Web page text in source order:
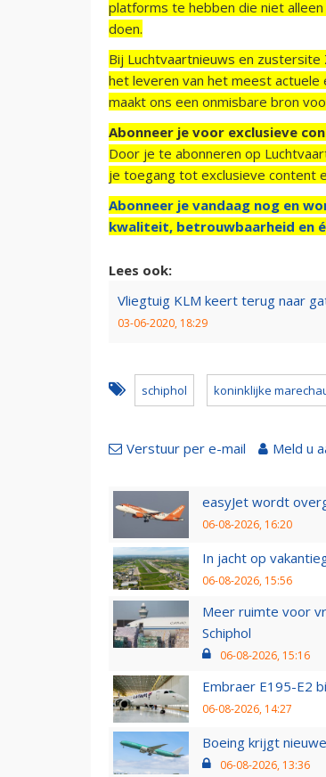
platforms te hebben die niet
doen.
Bij Luchtvaartnieuws en
het leveren van het meest actuele
maakt ons een onmisbare bron
Abonneer je voor exclusieve
Door je te abonneren op
je toegang tot exclusieve content
Abonneer je vandaag nog en
kwaliteit, betrouwbaarheid en
Lees ook:
Vliegtuig KLM keert terug naar
03-06-2020, 18:29
schiphol koninklijke
Verstuur per e-mail Meld u
easyJet wordt
06-08-2026, 16:20
In jacht op
06-08-2026, 15:56
Meer ruimte voor
Schiphol
06-08-2026, 15:16
Embraer E195-E2
06-08-2026, 14:27
Boeing krijgt
06-08-2026, 13:36